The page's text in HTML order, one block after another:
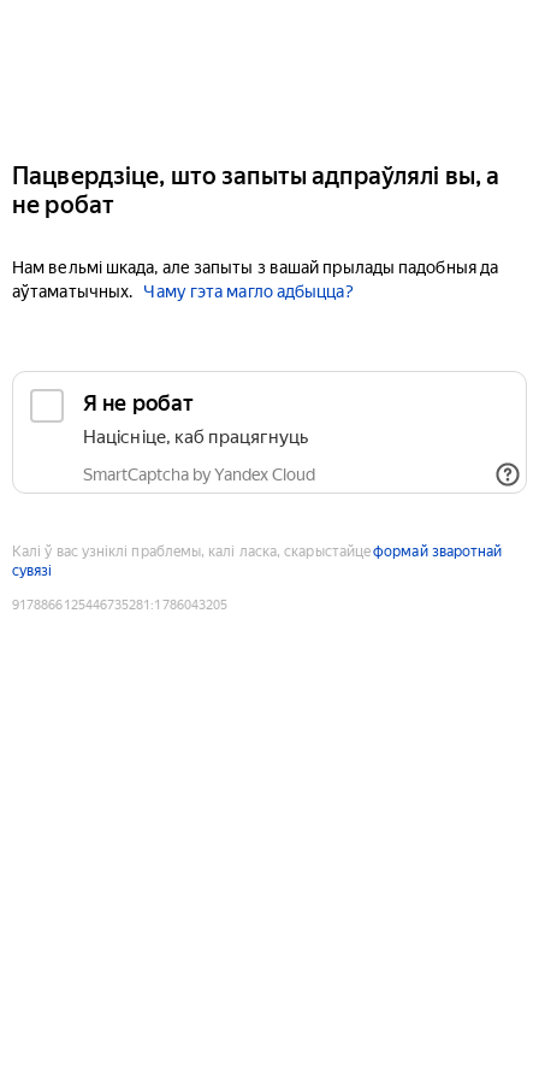
Пацвердзіце, што запыты адпраўлялі вы, а
не робат
Нам вельмі шкада, але запыты з вашай прылады падобныя да
аўтаматычных.
Чаму гэта магло адбыцца?
Я не робат
Націсніце, каб працягнуць
SmartCaptcha by Yandex Cloud
Калі ў вас узніклі праблемы, калі ласка, скарыстайцеформай зваротнай
сувязі
9178866125446735281 :1786043205